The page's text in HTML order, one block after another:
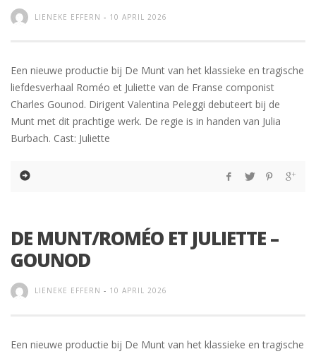
LIENEKE EFFERN - 10 APRIL 2026
Een nieuwe productie bij De Munt van het klassieke en tragische
liefdesverhaal Roméo et Juliette van de Franse componist
Charles Gounod. Dirigent Valentina Peleggi debuteert bij de
Munt met dit prachtige werk. De regie is in handen van Julia
Burbach. Cast: Juliette
DE MUNT/ROMÉO ET JULIETTE –
GOUNOD
LIENEKE EFFERN - 10 APRIL 2026
Een nieuwe productie bij De Munt van het klassieke en tragische